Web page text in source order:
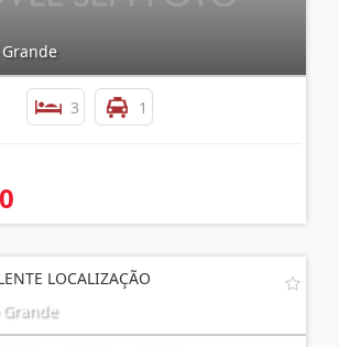
3 1
LOCALIZAÇÃO